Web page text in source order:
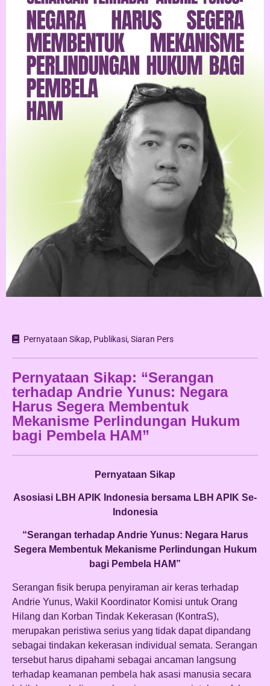
Pernyataan Sikap, Publikasi, Siaran Pers
Pernyataan Sikap: “Serangan
terhadap Andrie Yunus: Negara
Harus Segera Membentuk
Mekanisme Perlindungan Hukum
bagi Pembela HAM”
Pernyataan Sikap
Asosiasi LBH APIK Indonesia bersama LBH APIK Se-
Indonesia
“Serangan terhadap Andrie Yunus: Negara Harus
Segera Membentuk Mekanisme Perlindungan Hukum
bagi Pembela HAM”
Serangan fisik berupa penyiraman air keras terhadap
Andrie Yunus, Wakil Koordinator Komisi untuk Orang
Hilang dan Korban Tindak Kekerasan (KontraS),
merupakan peristiwa serius yang tidak dapat dipandang
sebagai tindakan kekerasan individual semata. Serangan
tersebut harus dipahami sebagai ancaman langsung
terhadap keamanan pembela hak asasi manusia secara